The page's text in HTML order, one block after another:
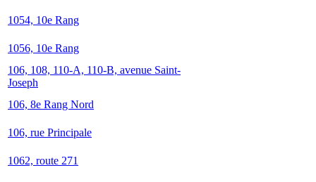
1054, 10e Rang
1056, 10e Rang
106, 108, 110-A, 110-B, avenue Saint-
Joseph
106, 8e Rang Nord
106, rue Principale
1062, route 271